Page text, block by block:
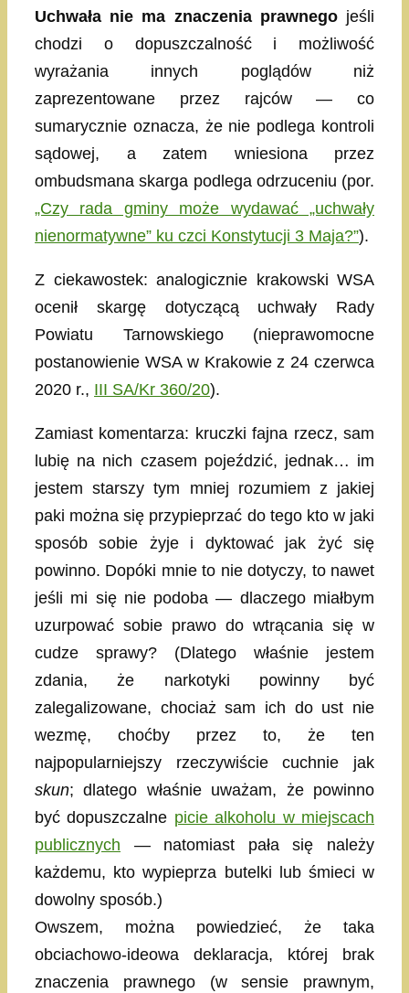
Uchwała nie ma znaczenia prawnegojeśli
chodzi o dopuszczalność i możliwość
wyrażania innych poglądów niż
zaprezentowane przez rajców — co
sumarycznie oznacza, że nie podlega kontroli
sądowej, a zatem wniesiona przez
ombudsmana skarga podlega odrzuceniu (por.
„Czy rada gminy może wydawać „uchwały
nienormatywne” ku czci Konstytucji 3 Maja?”).
Z ciekawostek: analogicznie krakowski WSA
ocenił skargę dotyczącą uchwały Rady
Powiatu Tarnowskiego (nieprawomocne
postanowienie WSA w Krakowie z 24 czerwca
2020 r., III SA/Kr 360/20).
Zamiast komentarza: kruczki fajna rzecz, sam
lubię na nich czasem pojeździć, jednak… im
jestem starszy tym mniej rozumiem z jakiej
paki można się przypieprzać do tego kto w jaki
sposób sobie żyje i dyktować jak żyć się
powinno. Dopóki mnie to nie dotyczy, to nawet
jeśli mi się nie podoba — dlaczego miałbym
uzurpować sobie prawo do wtrącania się w
cudze sprawy? (Dlatego właśnie jestem
zdania, że narkotyki powinny być
zalegalizowane, chociaż sam ich do ust nie
wezmę, choćby przez to, że ten
najpopularniejszy rzeczywiście cuchnie jak
skun; dlatego właśnie uważam, że powinno
być dopuszczalne picie alkoholu w miejscach
publicznych — natomiast pała się należy
każdemu, kto wypieprza butelki lub śmieci w
dowolny sposób.)
Owszem, można powiedzieć, że taka
obciachowo-ideowa deklaracja, której brak
znaczenia prawnego (w sensie prawnym,